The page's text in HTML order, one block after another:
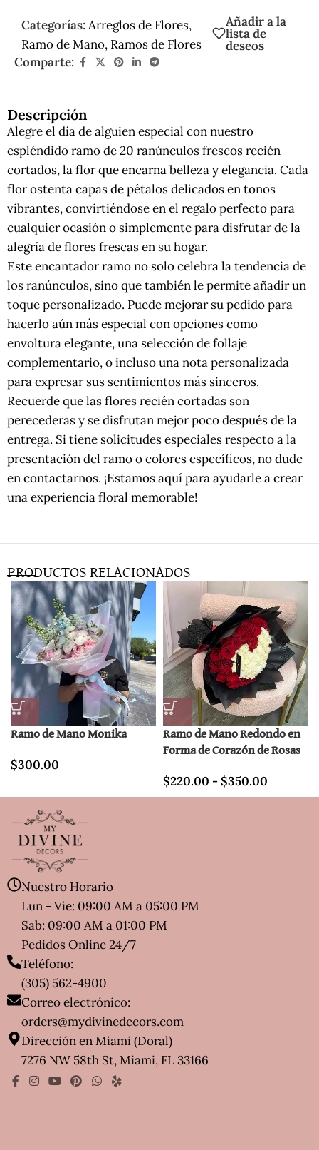
Categorías:Arreglos de Flores,
Ramo de Mano, Ramos de Flores
Añadir a la
lista de
deseos
Comparte:
Descripción
Alegre el día de alguien especial con nuestro
espléndido ramo de 20 ranúnculos frescos recién
cortados, la flor que encarna belleza y elegancia. Cada
flor ostenta capas de pétalos delicados en tonos
vibrantes, convirtiéndose en el regalo perfecto para
cualquier ocasión o simplemente para disfrutar de la
alegría de flores frescas en su hogar.
Este encantador ramo no solo celebra la tendencia de
los ranúnculos, sino que también le permite añadir un
toque personalizado. Puede mejorar su pedido para
hacerlo aún más especial con opciones como
envoltura elegante, una selección de follaje
complementario, o incluso una nota personalizada
para expresar sus sentimientos más sinceros.
Recuerde que las flores recién cortadas son
perecederas y se disfrutan mejor poco después de la
entrega. Si tiene solicitudes especiales respecto a la
presentación del ramo o colores específicos, no dude
en contactarnos. ¡Estamos aquí para ayudarle a crear
una experiencia floral memorable!
PRODUCTOS RELACIONADOS
Ramo de Mano Monika
$300.00
Ramo de Mano Redondo en
Forma de Corazón de Rosas
$220.00 - $350.00
Nuestro Horario
Lun - Vie: 09:00 AM a 05:00 PM
Sab: 09:00 AM a 01:00 PM
Pedidos Online 24/7
Teléfono:
(305) 562-4900
Correo electrónico:
orders@mydivinedecors.com
Dirección en Miami (Doral)
7276 NW 58th St, Miami, FL 33166